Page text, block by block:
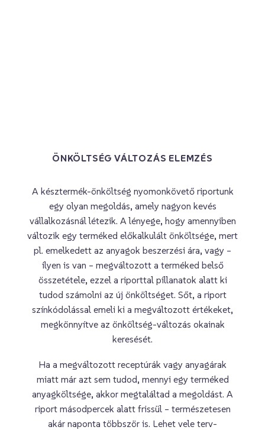
ÖNKÖLTSÉG VÁLTOZÁS ELEMZÉS
A késztermék-önköltség nyomonkövető riportunk
egy olyan megoldás, amely nagyon kevés
vállalkozásnál létezik. A lényege, hogy amennyiben
változik egy terméked előkalkulált önköltsége, mert
pl. emelkedett az anyagok beszerzési ára, vagy –
ilyen is van – megváltozott a terméked belső
összetétele, ezzel a riporttal pillanatok alatt ki
tudod számolni az új önköltséget. Sőt, a riport
színkódolással emeli ki a megváltozott értékeket,
megkönnyítve az önköltség-változás okainak
keresését.
Ha a megváltozott receptúrák vagy anyagárak
miatt már azt sem tudod, mennyi egy terméked
anyagköltsége, akkor megtaláltad a megoldást. A
riport másodpercek alatt frissül – természetesen
akár naponta többször is. Lehet vele terv-